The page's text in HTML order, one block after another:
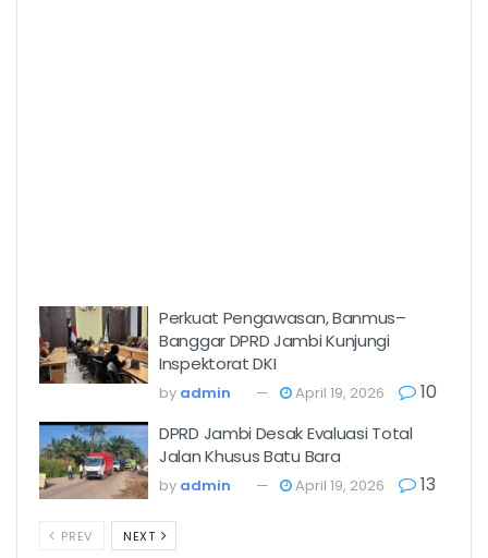
Perkuat Pengawasan, Banmus–
Banggar DPRD Jambi Kunjungi
Inspektorat DKI
by admin April 19, 2026 10
DPRD Jambi Desak Evaluasi Total
Jalan Khusus Batu Bara
by admin April 19, 2026 13
PREV NEXT